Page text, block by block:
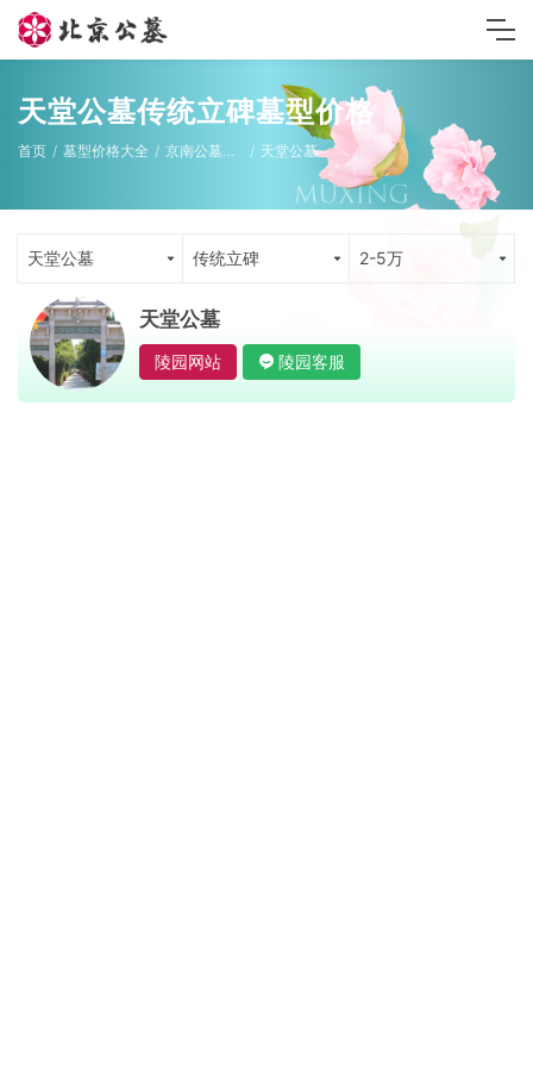
天堂公墓传统立碑墓型价格
首页 墓型价格大全 京南公墓墓型 天堂公墓
天堂公墓 传统立碑 2-5万
天堂公墓
陵园网站 陵园客服